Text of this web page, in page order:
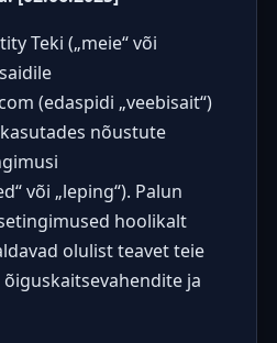
Teki („meie“ või
(edaspidi „veebisait“)
nõustute
või „leping“). Palun
hoolikalt
olulist teavet teie
ja